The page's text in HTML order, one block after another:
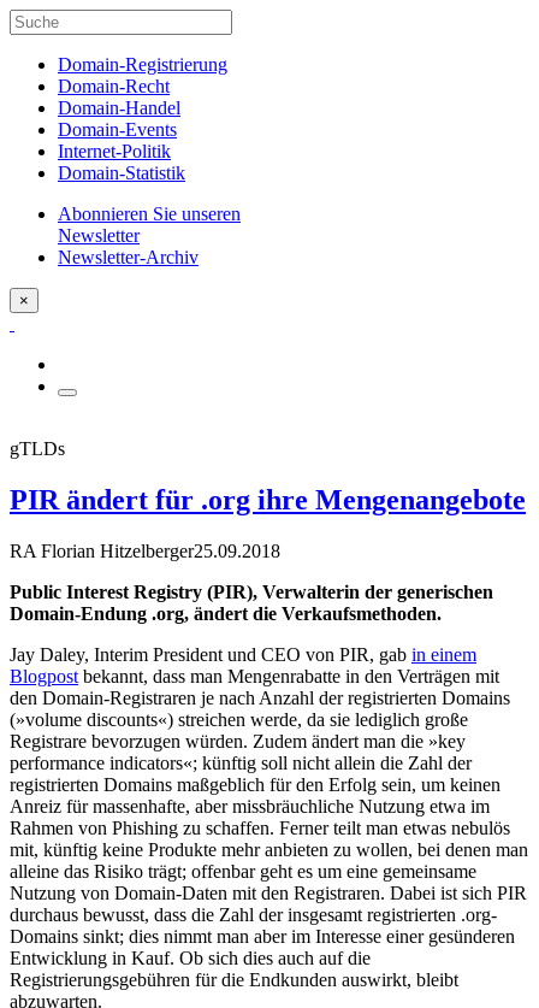
Domain-Registrierung
Domain-Recht
Domain-Handel
Domain-Events
Internet-Politik
Domain-Statistik
Abonnieren Sie unseren
Newsletter
Newsletter-Archiv
×
gTLDs
PIR ändert für .org ihre Mengenangebote
RA Florian Hitzelberger25.09.2018
Public Interest Registry (PIR), Verwalterin der generischen
Domain-Endung .org, ändert die Verkaufsmethoden.
Jay Daley, Interim President und CEO von PIR, gab in einem
Blogpost bekannt, dass man Mengenrabatte in den Verträgen mit
den Domain-Registraren je nach Anzahl der registrierten Domains
(»volume discounts«) streichen werde, da sie lediglich große
Registrare bevorzugen würden. Zudem ändert man die »key
performance indicators«; künftig soll nicht allein die Zahl der
registrierten Domains maßgeblich für den Erfolg sein, um keinen
Anreiz für massenhafte, aber missbräuchliche Nutzung etwa im
Rahmen von Phishing zu schaffen. Ferner teilt man etwas nebulös
mit, künftig keine Produkte mehr anbieten zu wollen, bei denen man
alleine das Risiko trägt; offenbar geht es um eine gemeinsame
Nutzung von Domain-Daten mit den Registraren. Dabei ist sich PIR
durchaus bewusst, dass die Zahl der insgesamt registrierten .org-
Domains sinkt; dies nimmt man aber im Interesse einer gesünderen
Entwicklung in Kauf. Ob sich dies auch auf die
Registrierungsgebühren für die Endkunden auswirkt, bleibt
abzuwarten.